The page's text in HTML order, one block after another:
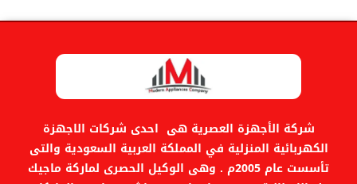
شركة الأجهزة العصرية هى احدى شركات الاجهزة
الكهربائية المنزلية في المملكة العربية السعودية والتى
تأسست عام 2005م . وهى الوكيل الحصرى لماركة ماجيك